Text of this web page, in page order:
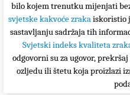
bilo kojem trenutku mijenjati
svjetske kakvoće zrakaiskoristio
sastavljanju sadržaja tih
Svjetski indeks kvaliteta
odgovorni su za ugovor,
ozljedu ili štetu koja proizlazi